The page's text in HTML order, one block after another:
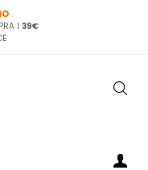
I 39€